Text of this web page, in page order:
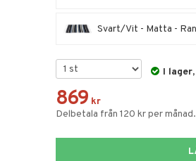
Svart/Vit - Matta -
I
869 kr
Delbetala från 120 kr per månad.